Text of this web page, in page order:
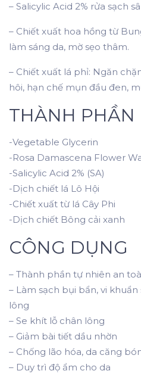
– Salicylic Acid 2% rửa sạch
– Chiết xuất hoa hồng từ
làm sáng da, mờ sẹo thâm.
– Chiết xuất lá phỉ: Ngăn
hôi, hạn chế mụn đầu đen,
THÀNH PHẦN
-Vegetable Glycerin
-Rosa Damascena Flower
-Salicylic Acid 2% (SA)
-Dịch chiết lá Lô Hội
-Chiết xuất từ lá Cây Phi
-Dịch chiết Bông cải xanh
CÔNG DỤNG
– Thành phần tự nhiên an
– Làm sạch bụi bẩn, vi
lông
– Se khít lỗ chân lông
– Giảm bài tiết dầu nhờn
– Chống lão hóa, da căng
– Duy trì độ ẩm cho da